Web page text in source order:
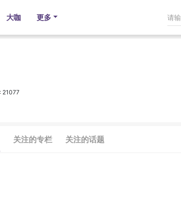
大咖 更多
21077
关注的专栏 关注的话题